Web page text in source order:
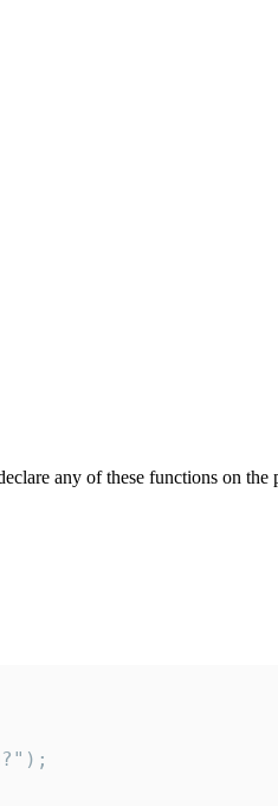
any of these functions on